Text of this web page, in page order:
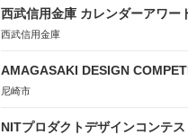
西武信用金庫 カレンダーアワー
西武信用金庫
AMAGASAKI DESIGN
尼崎市
NITプロダクトデザインコンテス